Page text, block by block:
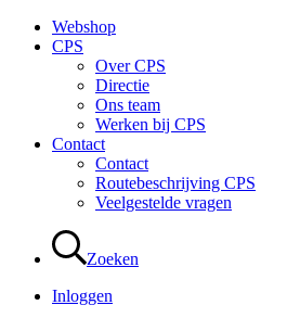
Webshop
CPS
Over CPS
Directie
Ons team
Werken bij CPS
Contact
Contact
Routebeschrijving CPS
Veelgestelde vragen
Zoeken
Inloggen